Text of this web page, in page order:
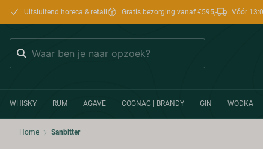
Uitsluitend horeca & retail Gratis bezorging vanaf €595,- Vóór
WHISKY RUM AGAVE COGNAC | BRANDY GIN WODKA
Home Sanbitter